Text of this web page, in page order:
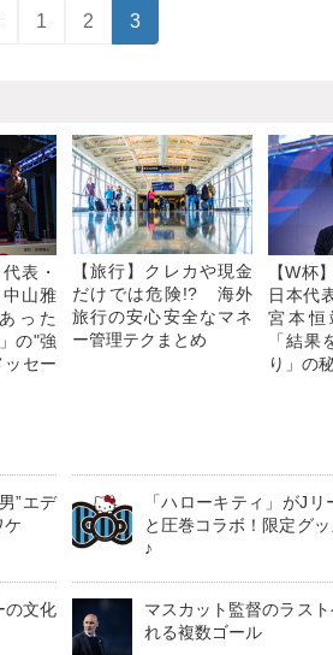
1 2 3
表・
山雅
った
の"強
セー
【旅行】クレカや現金
だけでは危険!? 海外
旅行の安心安全なマネ
ー管理テクまとめ
【W杯
日本代
宮本恒
「結果
り」の
”エデ
ケ
「ハローキティ」がJ
と圧巻コラボ！限定グ
♪
の文化
マスカット監督のラス
れる複数ゴール